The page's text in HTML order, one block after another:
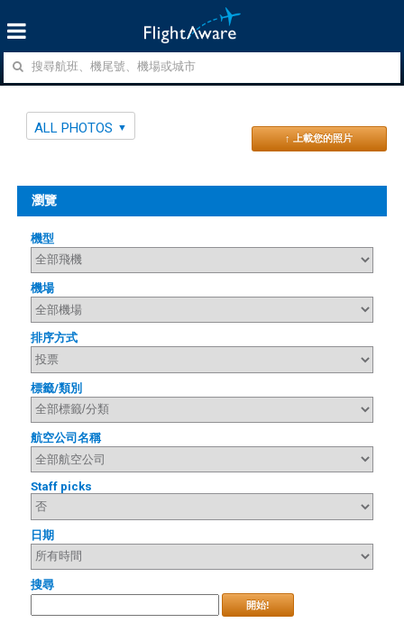
ALL PHOTOS
↑ 上載您的照片
瀏覽
機型
機場
排序方式
標籤/類別
航空公司名稱
Staff picks
日期
搜尋
開始!